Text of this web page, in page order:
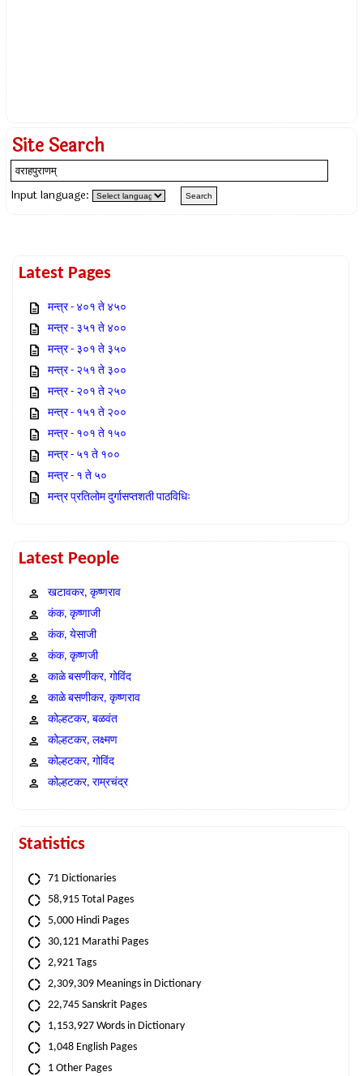
Site Search
Input language:
Latest Pages
मन्त्र - ४०१ ते ४५०
मन्त्र - ३५१ ते ४००
मन्त्र - ३०१ ते ३५०
मन्त्र - २५१ ते ३००
मन्त्र - २०१ ते २५०
मन्त्र - १५१ ते २००
मन्त्र - १०१ ते १५०
मन्त्र - ५१ ते १००
मन्त्र - १ ते ५०
मन्त्र प्रतिलोम दुर्गासप्तशती पाठविधिः
Latest People
खटावकर, कृष्णराव
कंक, कृष्णाजी
कंक, येसाजी
कंक, कृष्णजी
काळे बसणीकर, गोविंद
काळे बसणीकर, कृष्णराव
कोल्हटकर, बळवंत
कोल्हटकर, लक्ष्मण
कोल्हटकर, गोविंद
कोल्हटकर, राम्रचंद्र
Statistics
71 Dictionaries
58,915 Total Pages
5,000 Hindi Pages
30,121 Marathi Pages
2,921 Tags
2,309,309 Meanings in Dictionary
22,745 Sanskrit Pages
1,153,927 Words in Dictionary
1,048 English Pages
1 Other Pages